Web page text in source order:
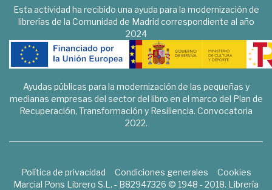
Esta actividad ha recibido una ayuda para la modernización de
librerías de la Comunidad de Madrid correspondiente al año
2024
Ayudas públicas para la modernización de las pequeñas y
medianas empresas del sector del libro en el marco del Plan de
Recuperación, Transformación y Resiliencia. Convocatoria
2022.
Política de privacidad Condiciones generales
Cookies
Marcial Pons Librero S.L. - B82947326 © 1948 - 2018. Librería